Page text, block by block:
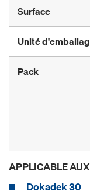
Surface
Unité
Pack
APPLICABLE
Dokadek 30